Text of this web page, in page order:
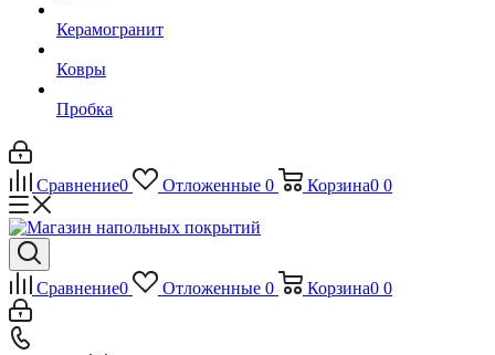
Керамогранит
Ковры
Пробка
Сравнение0 Отложенные 0 Корзина0 0
Сравнение0 Отложенные 0 Корзина0 0